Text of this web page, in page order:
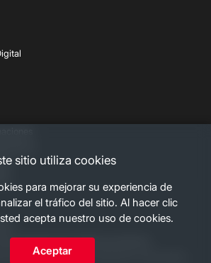
sitio utiliza cookies
para mejorar su experiencia de
el tráfico del sitio. Al hacer clic
acepta nuestro uso de cookies.
Aceptar
comisiones de nuestros productos
Banorte. Todos los derechos reservados.